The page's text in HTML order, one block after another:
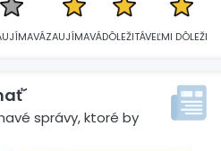
ZAUJÍMAVÁDÔLEŽITÁVEĽMI DÔLEŽITÁ
správy, ktoré by